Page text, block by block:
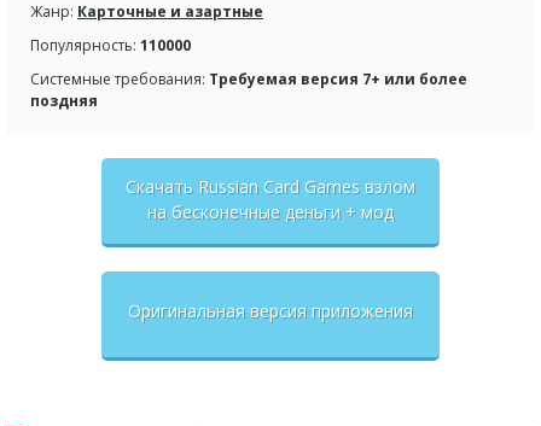
Жанр: Карточные и азартные
Популярность: 110000
Системные требования: Требуемая версия 7+ или более
поздняя
Скачать Russian Card Games взлом
на бесконечные деньги + мод
Оригинальная версия приложения